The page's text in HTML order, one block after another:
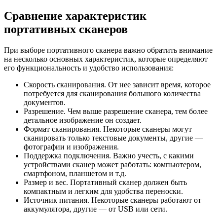
Сравнение характеристик
портативных сканеров
При выборе портативного сканера важно обратить внимание
на несколько основных характеристик, которые определяют
его функциональность и удобство использования:
Скорость сканирования. От нее зависит время, которое
потребуется для сканирования большого количества
документов.
Разрешение. Чем выше разрешение сканера, тем более
детальное изображение он создает.
Формат сканирования. Некоторые сканеры могут
сканировать только текстовые документы, другие —
фотографии и изображения.
Поддержка подключения. Важно учесть, с какими
устройствами сканер может работать: компьютером,
смартфоном, планшетом и т.д.
Размер и вес. Портативный сканер должен быть
компактным и легким для удобства переноски.
Источник питания. Некоторые сканеры работают от
аккумулятора, другие — от USB или сети.